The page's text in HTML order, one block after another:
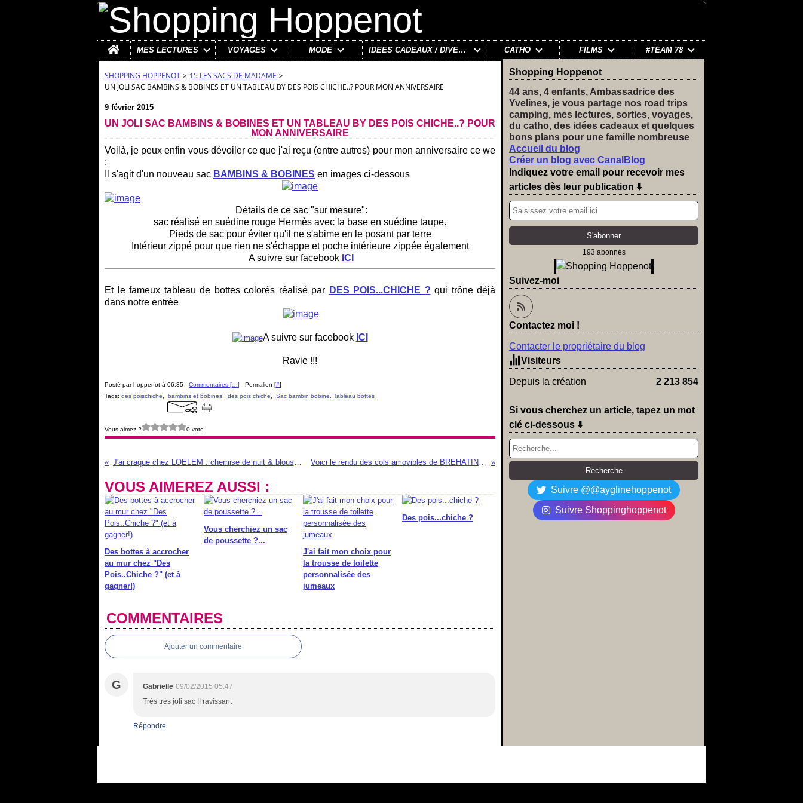
Home
MES LECTURES VOYAGES MODE IDÉES CADEAUX / DIVERS CATHO FILMS #TEAM 78
SHOPPING HOPPENOT > 15 LES SACS DE MADAME >
UN JOLI SAC BAMBINS & BOBINES ET UN TABLEAU BY DES POIS CHICHE..? POUR MON ANNIVERSAIRE
9 février 2015
UN JOLI SAC BAMBINS & BOBINES ET UN TABLEAU BY DES POIS CHICHE..? POUR
MON ANNIVERSAIRE
Voilà, je peux enfin vous dévoiler ce que j'ai reçu (entre autres) pour mon anniversaire ce we
:
Il s'agit d'un nouveau sac BAMBINS & BOBINES en images ci-dessous
Détails de ce sac "sur mesure":
sac réalisé en suédine rouge Hermès avec la base en suédine taupe.
Pieds de sac pour éviter qu'il ne s'abime en le posant par terre
Intérieur zippé pour que rien ne s'échappe et poche intérieure zippée également
A suivre sur facebook ICI
Et le fameux tableau de bottes colorés réalisé par DES POIS...CHICHE ? qui trône déjà
dans notre entrée
A suivre sur facebook ICI
Ravie !!!
Posté par hoppenot à 06:35 - Commentaires [ ] - Permalien [#]
Tags: des poischiche bambins et bobines des pois chiche Sac bambin bobine. Tableau bottes
Vous aimez ? 0 vote
J'ai craqué chez LOELEM : chemise de nuit & blouse pour Sixtine Voici le rendu des cols amovibles de BREHATINE sur Sixtine
VOUS AIMEREZ AUSSI :
Des bottes à accrocher
au mur chez "Des
Pois..Chiche ?" (et à
gagner!)
Vous cherchiez un sac
de poussette ?...
J'ai fait mon choix pour
la trousse de toilette
personnalisée des
jumeaux
Des pois...chiche ?
COMMENTAIRES
Ajouter un commentaire
G Gabrielle 09/02/2015 05:47
Très très joli sac !! ravissant
Répondre
Shopping Hoppenot
44 ans, 4 enfants, Ambassadrice des
Yvelines, je vous partage nos road trips
camping, mes lectures, sorties, voyages,
du catho, des idées cadeaux et quelques
bons plans pour une famille nombreuse
Accueil du blog
Créer un blog avec CanalBlog
Indiquez votre email pour recevoir mes
articles dès leur publication ⬇️
193 abonnés
Suivez-moi
Contactez moi !
Contacter le propriétaire du blog
Visiteurs
Depuis la création 2 213 854
Si vous cherchez un article, tapez un mot
clé ci-dessous ⬇️
Suivre @@ayglinehoppenot
Suivre Shoppinghoppenot